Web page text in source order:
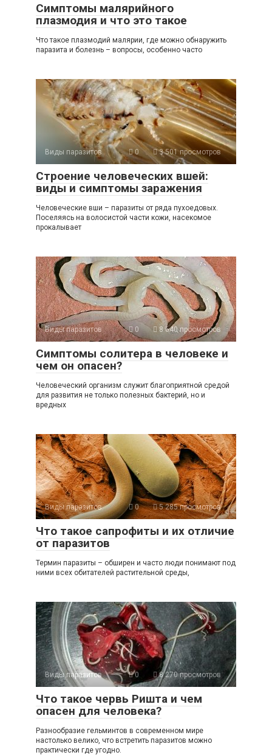
Симптомы малярийного
плазмодия и что это такое
Что такое плазмодий малярии, где можно обнаружить
паразита и болезнь – вопросы, особенно часто
Виды паразитов 0 3 501 просмотров
Строение человеческих вшей:
виды и симптомы заражения
Человеческие вши – паразиты от ряда пухоедовых.
Поселяясь на волосистой части кожи, насекомое
прокалывает
Виды паразитов 0 8 640 просмотров
Симптомы солитера в человеке и
чем он опасен?
Человеческий организм служит благоприятной средой
для развития не только полезных бактерий, но и
вредных
Виды паразитов 0 5 285 просмотров
Что такое сапрофиты и их отличие
от паразитов
Термин паразиты – обширен и часто люди понимают под
ними всех обитателей растительной среды,
Виды паразитов 0 8 270 просмотров
Что такое червь Ришта и чем
опасен для человека?
Разнообразие гельминтов в современном мире
настолько велико, что встретить паразитов можно
практически где угодно.